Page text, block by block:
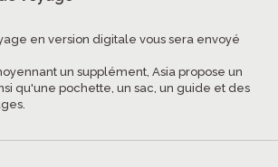
en version digitale vous sera envoyé
un supplément, Asia propose un
qu'une pochette, un sac, un guide et des